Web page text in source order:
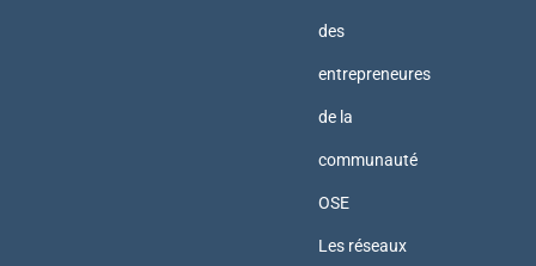
des
entrepreneures
de la
communauté
OSE
Les réseaux